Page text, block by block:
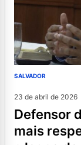
SALVADOR
23 de abril de 2026
defensor dos direitos humanos pede
mais